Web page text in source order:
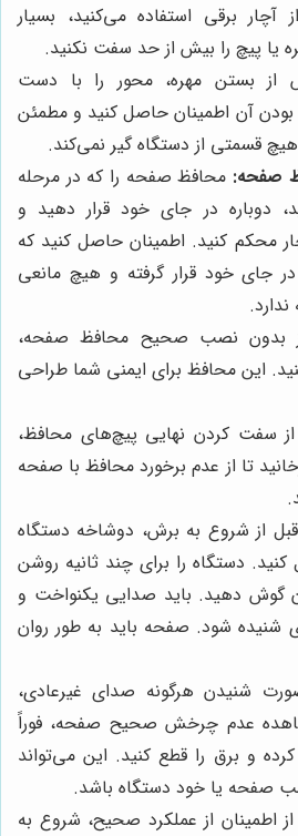
آچار برقی استفاده می‌کنید، بسیار
یا پیچ را بیش از حد سفت نکنید.
از بستن مهره، محور را با دست
بودن آن اطمینان حاصل کنید و مطمئن
قسمتی از دستگاه گیر نمی‌کند.
صفحه: محافظ صفحه را که در مرحله
دوباره در جای خود قرار دهید و
محکم کنید. اطمینان حاصل کنید که
جای خود قرار گرفته و هیچ مانعی
بدون نصب صحیح محافظ صفحه،
این محافظ برای ایمنی شما طراحی
سفت کردن نهایی پیچ‌های محافظ،
تا از عدم برخورد محافظ با صفحه
قبل از شروع به برش، دوشاخه دستگاه
دستگاه را برای چند ثانیه روشن
گوش دهید. باید صدایی یکنواخت و
شنیده شود. صفحه باید به طور روان
شنیدن هرگونه صدای غیرعادی،
عدم چرخش صحیح صفحه، فوراً
و برق را قطع کنید. این می‌تواند
صفحه یا خود دستگاه باشد.
اطمینان از عملکرد صحیح، شروع به